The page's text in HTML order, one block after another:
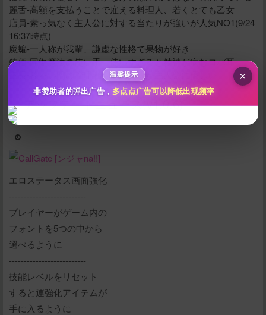
200分 500分 自定义
麗舌-高額を支払うことで雇える料理人、若くとても乙女
店員-素っ気なく主人公に対する当たりが強いが人気NO1(9/24
16:37時点)
魔蝙-一人称が我輩、謙虚な性格で果物が好き
鈍価-回復魔法の使い手、使いすぎると精神が病むロバ耳
室長-移ろい門の管理者、胡散臭いが主人公に優しい
アップデートニュース(v1.0.6)
エロステータス画面強化
--------------------------
プレイヤーがゲーム内の
フォントを5つの中から
選べるように
--------------------------
技能レベルをリセット
すると運強化アイテムが
手に入るように
点击全选
×
温馨提示
非赞助者的弹出广告， 多点点广告可以降低出现频率